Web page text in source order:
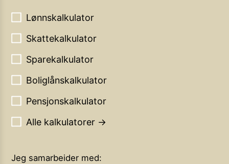
Lønnskalkulator
Skattekalkulator
Sparekalkulator
Boliglånskalkulator
Pensjonskalkulator
Alle kalkulatorer →
Jeg samarbeider med: